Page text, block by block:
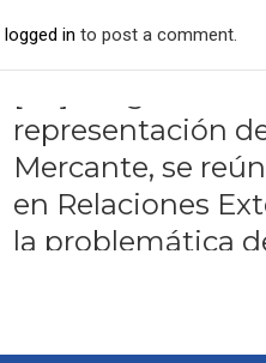
logged in to post a comment.
PREVIOUS
representación
Mercante, se
en Relaciones
la problemática